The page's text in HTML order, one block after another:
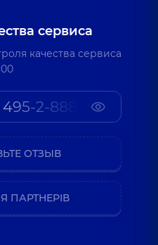
сервиса
качества сервиса
2-888
ОТЗЫВ
ПАРТНЕРІВ